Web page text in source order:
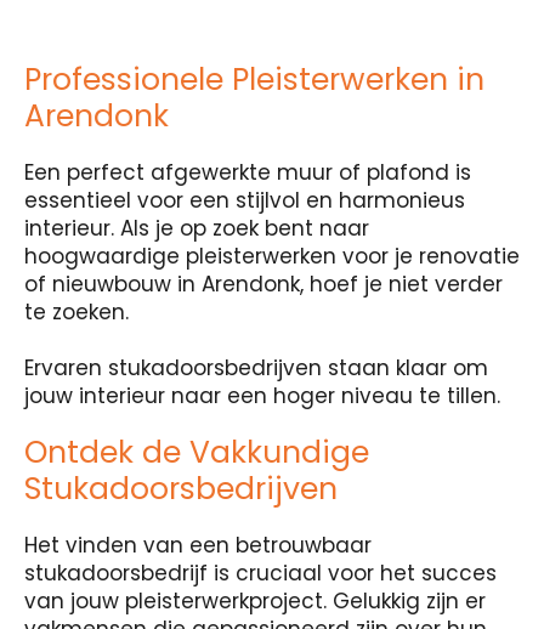
Professionele Pleisterwerken in
Arendonk
Een perfect afgewerkte muur of plafond is
essentieel voor een stijlvol en harmonieus
interieur. Als je op zoek bent naar
hoogwaardige pleisterwerken voor je renovatie
of nieuwbouw in Arendonk, hoef je niet verder
te zoeken.
Ervaren stukadoorsbedrijven staan klaar om
jouw interieur naar een hoger niveau te tillen.
Ontdek de Vakkundige
Stukadoorsbedrijven
Het vinden van een betrouwbaar
stukadoorsbedrijf is cruciaal voor het succes
van jouw pleisterwerkproject. Gelukkig zijn er